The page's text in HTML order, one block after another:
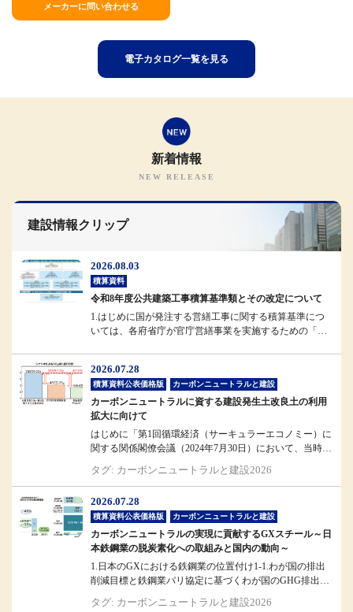
メーカーに問い合わせる
電子カタログ一覧を見る
新着情報
建設情報クリップ
2026.08.03
積算資料
令和8年度公共建築工事積算基準類とその改定について
1.はじめに国が発注する営繕工事に関する積算基準につ
いては、各府省庁が官庁営繕事業を実施するための「統
2026.07.28
積算資料公表価格版 カーボンニュートラルと建設
カーボンニュートラルに資する建設発生土改良土の利用
拡大に向けて
はじめに「第1回循環経済（サーキュラーエコノミー）に
関する関係閣僚会議（2024年7月30日）において、当時の
タグ: カーボンニュートラルと建設2026
2026.07.28
積算資料公表価格版 カーボンニュートラルと建設
カーボンニュートラルの実現に貢献するGXスチール～日
本鉄鋼業の脱炭素化への取組みと国内の動向～
1.日本のGXにおける鉄鋼業の位置付け1-1.わが国の排出
削減目標と鉄鋼業パリ協定に基づくわが国のGHG排出削
タグ: カーボンニュートラルと建設2026